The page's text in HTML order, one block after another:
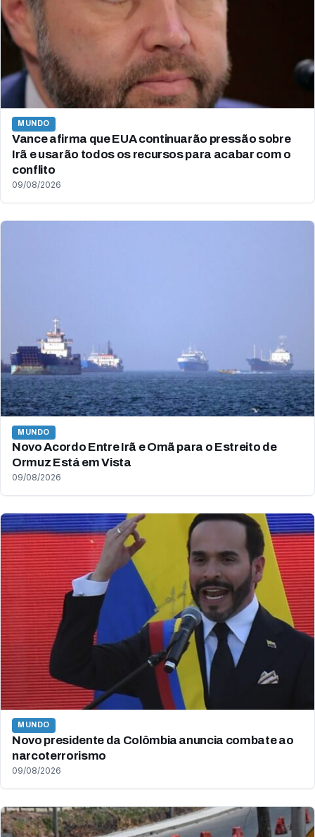
MUNDO
Vance afirma que EUA continuarão pressão sobre
Irã e usarão todos os recursos para acabar com o
conflito
09/08/2026
MUNDO
Novo Acordo Entre Irã e Omã para o Estreito de
Ormuz Está em Vista
09/08/2026
MUNDO
Novo presidente da Colômbia anuncia combate ao
narcoterrorismo
09/08/2026